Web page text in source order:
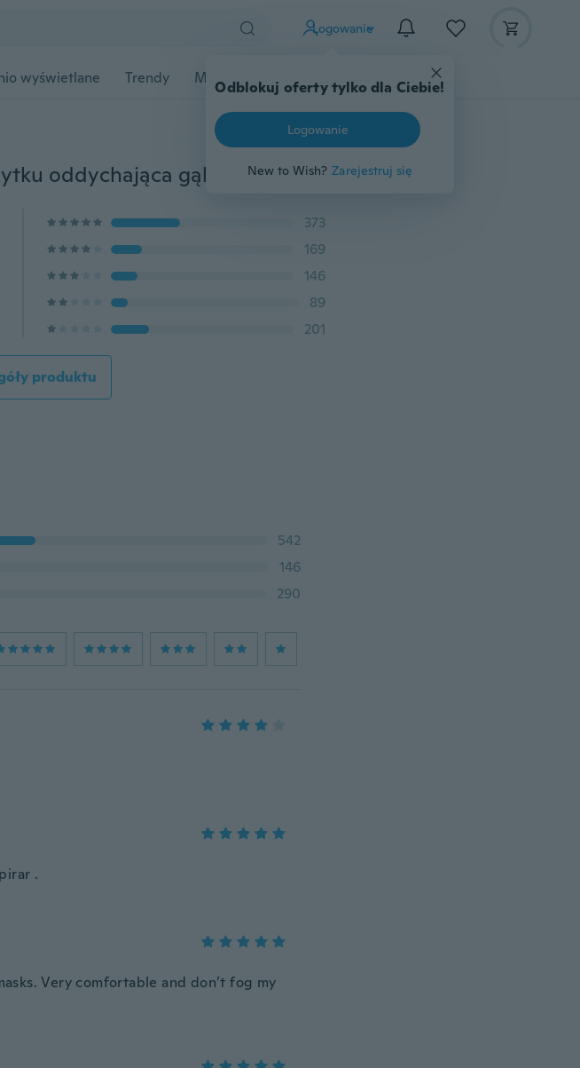
Logowanie
Odblokuj oferty tylko dla Ciebie!
Logowanie
New to Wish? Zarejestruj się
wyświetlane Trendy Moda Przybory dziecięce Więcej
Nowa składana i wielokrotnego użytku oddychająca gąbka maska przeciwwiatrowa i przeciwpyłowa, maska przeciwrozbryzgowa, kroplowa i przeciw grypie
373
169
146
89
201
produktu
542
146
290
.
Very comfortable and don’t fog my